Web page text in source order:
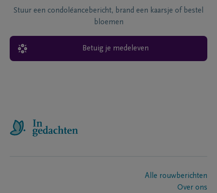
Stuur een condoléancebericht, brand een kaarsje of bestel
bloemen
Betuig je medeleven
Alle rouwberichten
Over ons